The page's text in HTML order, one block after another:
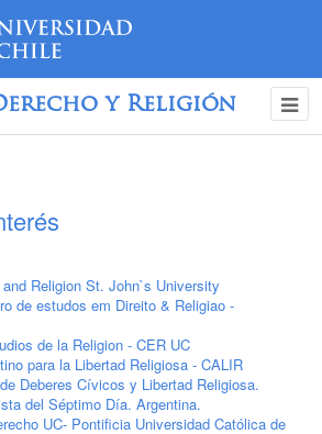
y Religión
Religion St. John`s University
de estudos em Direito & Religiao -
de la Religion - CER UC
para la Libertad Religiosa - CALIR
Deberes Cívicos y Libertad Religiosa.
del Séptimo Día. Argentina.
UC- Pontificia Universidad Católica de